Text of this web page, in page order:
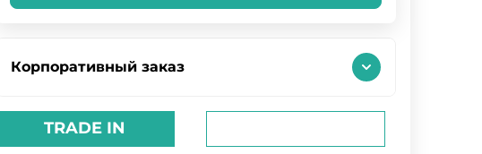
Корпоративный заказ
TRADE IN